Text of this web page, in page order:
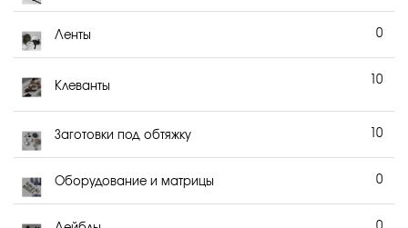
Ленты 0
Клеванты
10
Заготовки под обтяжку 10
Оборудование и матрицы 0